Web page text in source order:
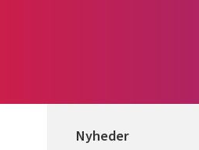
Nyheder